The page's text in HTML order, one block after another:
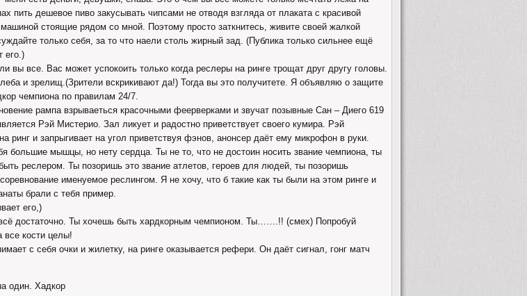
пить дешевое пиво закусывать чипсами не отводя взгляда от плаката с красивой
стоящие рядом со мной. Поэтому просто заткнитесь, живите своей жалкой
только себя, за то что наели столь жирный зад. (Публика только сильнее ещё
его.)
вы все. Вас может успокоить только когда реслеры на ринге трощат друг другу головы.
и зрелищ.(Зрители вскрикивают да!) Тогда вы это получитете. Я объявляю о защите
чемпиона по правилам 24/7.
рампа взрываеться красочными феерверками и звучат позывные Сан – Диего 619
Рэй Мистерио. Зал ликует и радостно приветствует своего кумира. Рэй
ринг и запрыгивает на угол приветствуя фэнов, анонсер даёт ему микрофон в руки.
большие мышцы, но нету сердца. Ты не то, что не достоин носить звание чемпиона, ты
реслером. Ты позоришь это звание атлетов, героев для людей, ты позоришь
именуемое реслингом. Я не хочу, что б такие как ты были на этом ринге и
брали с тебя пример.
его,)
достаточно. Ты хочешь быть хардкорным чемпионом. Ты…….!! (смех) Попробуй
все кости целы!
с себя очки и жилетку, на ринге оказывается рефери. Он даёт сигнал, гонг матч
один. Хадкор